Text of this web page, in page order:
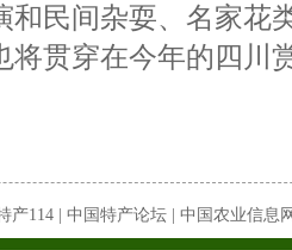
和民间杂耍、名家花
将贯穿在今年的四川
产114 中国特产论坛 中国农业信息